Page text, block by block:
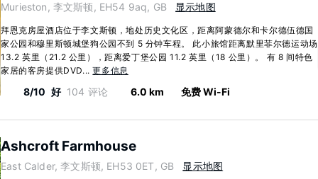
Murieston, 李文斯顿, EH54 9aq, GB 显示地图
拜恩克房屋酒店位于李文斯顿，地处历史文化区，距离阿蒙德尔和卡尔德伍德国
家公园和穆里斯顿城堡狗公园不到 5 分钟车程。 此小旅馆距离默里菲尔德运动场
13.2 英里（21.2 公里），距离爱丁堡公园 11.2 英里（18 公里）。 有 8 间特色
家居的客房提供DVD...更多信息
8/10 好 104 评论 6.0 km 免费 Wi-Fi
Ashcroft Farmhouse
East Calder, 李文斯顿, EH53 0ET, GB 显示地图